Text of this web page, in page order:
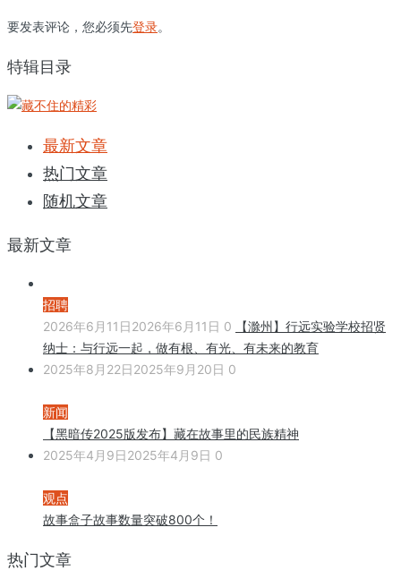
要发表评论，您必须先登录。
特辑目录
最新文章
热门文章
随机文章
最新文章
招聘
2026年6月11日2026年6月11日 0
【滁州】行远实验学校招贤
纳士：与行远一起，做有根、有光、有未来的教育
2025年8月22日2025年9月20日 0
新闻
【黑暗传2025版发布】藏在故事里的民族精神
2025年4月9日2025年4月9日 0
观点
故事盒子故事数量突破800个！
热门文章